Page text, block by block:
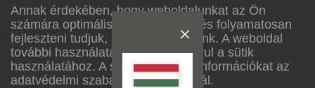
Annak érdekében, hogy weboldalunkat az Ön
számára optimálisan alakítsuk ki, és folyamatosan
fejleszteni tudjuk, sütiket használunk. A weboldal
további használatával Ön hozzájárul a sütik
használatához. A sütikről további információkat az
adatvédelmi szabályzatunkban talál.